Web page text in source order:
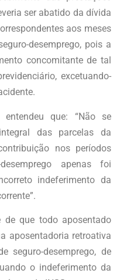
ser abatido da dívida
aos meses
desemprego, pois a
concomitante de tal
excetuando-
que: “Não se
das parcelas da
nos períodos
apenas foi
indeferimento da
que todo aposentado
aposentadoria retroativa
seguro-desemprego, de
o indeferimento da